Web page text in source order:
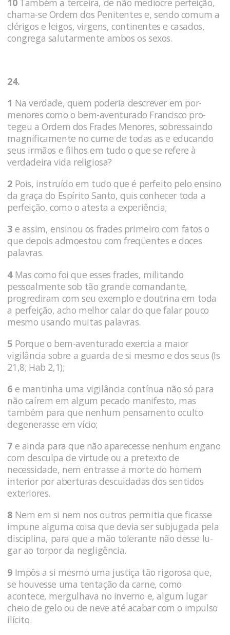
chama-se Ordem dos Penitentes e, sendo comum a
clérigos e leigos, virgens, continentes e casados,
congrega salutarmente ambos os sexos.
24.
1 Na verdade, quem poderia descrever em por­
menores como o bem-aventurado Francisco pro­
tegeu a Ordem dos Frades Menores, sobressaindo
magnifica­mente no cume de todas as e educando
seus irmãos e fi­lhos em tudo o que se refere à
verdadeira vida religiosa?
2 Pois, instruído em tudo que é perfeito pelo ensino
da graça do Espírito Santo, quis conhecer toda a
perfeição, como o atesta a experiência;
3 e assim, ensinou os frades primeiro com fatos o
que depois admoestou com freqüentes e doces
palavras.
4Mas como foi que esses frades, militando
pessoalmente sob tão grande comandante,
progrediram com seu exemplo e doutrina em toda
a perfeição, acho melhor calar do que falar pouco
mesmo usando muitas palavras.
5 Porque o bem-aventurado exercia a maior
vigilância sobre a guarda de si mesmo e dos seus (Is
21,8; Hab 2,1);
6 e mantinha uma vigilância contínua não só para
não caírem em algum pecado manifesto, mas
também para que nenhum pensamento oculto
degenerasse em vício;
7 e ainda para que não aparecesse nenhum engano
com desculpa de virtude ou a pretexto de
necessidade, nem entrasse a morte do homem
interior por aberturas descuidadas dos sentidos
exteriores.
8 Nem em si nem nos outros permitia que ficasse
impune alguma coisa que devia ser subjugada pela
disciplina, para que a mão tolerante não desse lu­
gar ao torpor da negligência.
9 Impôs a si mesmo uma justiça tão rigorosa que,
se houvesse uma tentação da carne, como
acontece, mergulhava no inverno e, algum lugar
cheio de gelo ou de neve até acabar com o impulso
ilícito.